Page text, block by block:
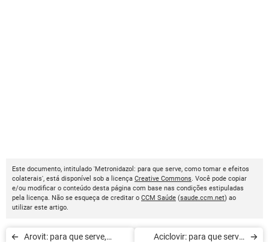
Este documento, intitulado 'Metronidazol: para que serve, como tomar e efeitos
colaterais', está disponível sob a licença Creative Commons. Você pode copiar
e/ou modificar o conteúdo desta página com base nas condições estipuladas
pela licença. Não se esqueça de creditar o CCM Saúde (saude.ccm.net) ao
utilizar este artigo.
Arovit: para que serve,
Aciclovir: para que serve,